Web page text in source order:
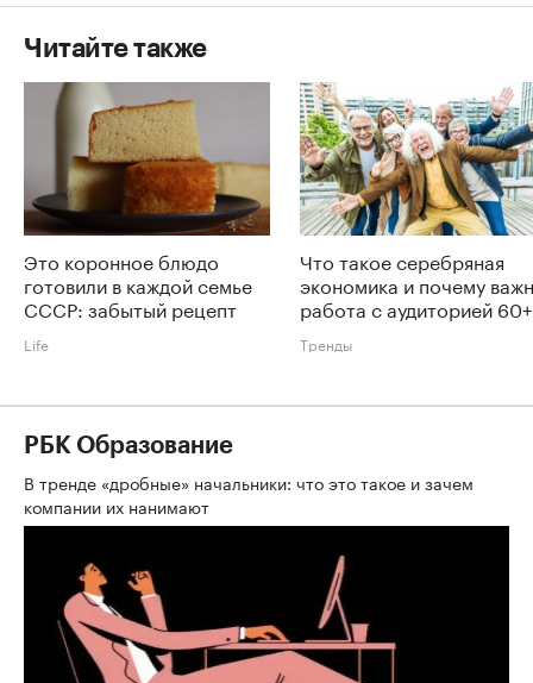
Читайте также
Это коронное блюдо
готовили в каждой семье
СССР: забытый рецепт
Life
Что такое серебряная
экономика и почему
работа с аудиторией 60+
Тренды
РБК Образование
В тренде «дробные» начальники: что это такое и зачем
компании их нанимают